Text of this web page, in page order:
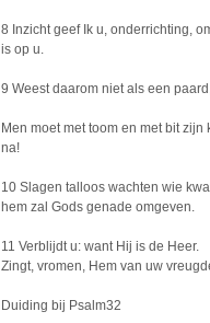
8 Inzicht geef Ik u, onderrichting,
is op u.
9 Weest daarom niet als een
Men moet met toom en met bit
na!
10 Slagen talloos wachten wie
hem zal Gods genade omgeven.
11 Verblijdt u: want Hij is de Heer.
Zingt, vromen, Hem van uw
Duiding bij Psalm32